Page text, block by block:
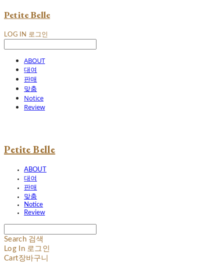
Petite Belle
LOG IN 로그인
ABOUT
대여
판매
맞춤
Notice
Review
Petite Belle
ABOUT
대여
판매
맞춤
Notice
Review
Search 검색
Log In 로그인
Cart장바구니